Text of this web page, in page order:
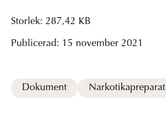
Storlek: 287,42 KB
Publicerad: 15 november 2021
Dokument Narkotikapreparat